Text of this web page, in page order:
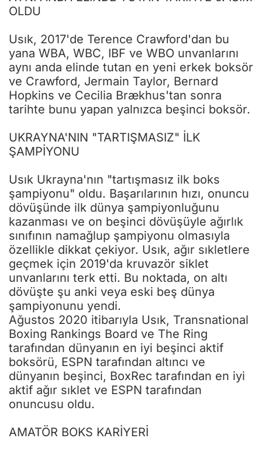
OLDU
Usık, 2017'de Terence Crawford'dan bu
yana WBA, WBC, IBF ve WBO unvanlarını
aynı anda elinde tutan en yeni erkek boksör
ve Crawford, Jermain Taylor, Bernard
Hopkins ve Cecilia Brækhus'tan sonra
tarihte bunu yapan yalnızca beşinci boksör.
UKRAYNA'NIN "TARTIŞMASIZ" İLK
ŞAMPİYONU
Usık Ukrayna'nın "tartışmasız ilk boks
şampiyonu" oldu. Başarılarının hızı, onuncu
dövüşünde ilk dünya şampiyonluğunu
kazanması ve on beşinci dövüşüyle ​​ağırlık
sınıfının namağlup şampiyonu olmasıyla
özellikle dikkat çekiyor. Usık, ağır sıkletlere
geçmek için 2019'da kruvazör siklet
unvanlarını terk etti. Bu noktada, on altı
dövüşte şu anki veya eski beş dünya
şampiyonunu yendi.
Ağustos 2020 itibarıyla Usık, Transnational
Boxing Rankings Board ve The Ring
tarafından dünyanın en iyi beşinci aktif
boksörü, ESPN tarafından altıncı ve
dünyanın beşinci, BoxRec tarafından en iyi
aktif ağır sıklet ve ESPN tarafından
onuncusu oldu.
AMATÖR BOKS KARİYERİ